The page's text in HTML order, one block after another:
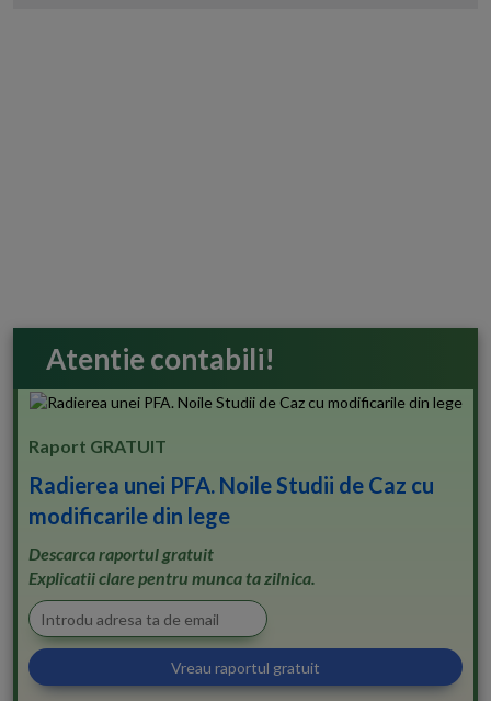
Atentie contabili!
Raport GRATUIT
Radierea unei PFA. Noile Studii de Caz cu
modificarile din lege
Descarca raportul gratuit
Explicatii clare pentru munca ta zilnica.